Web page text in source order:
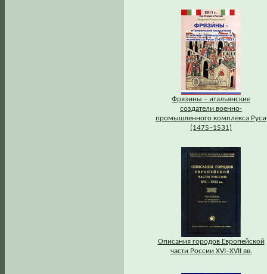
Фрязины – итальянские
создатели военно-
промышленного комплекса Руси
(1475–1531)
Описания городов Европейской
части России XVI–XVII вв.